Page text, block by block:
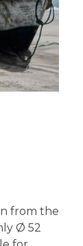
from the
Ø 52